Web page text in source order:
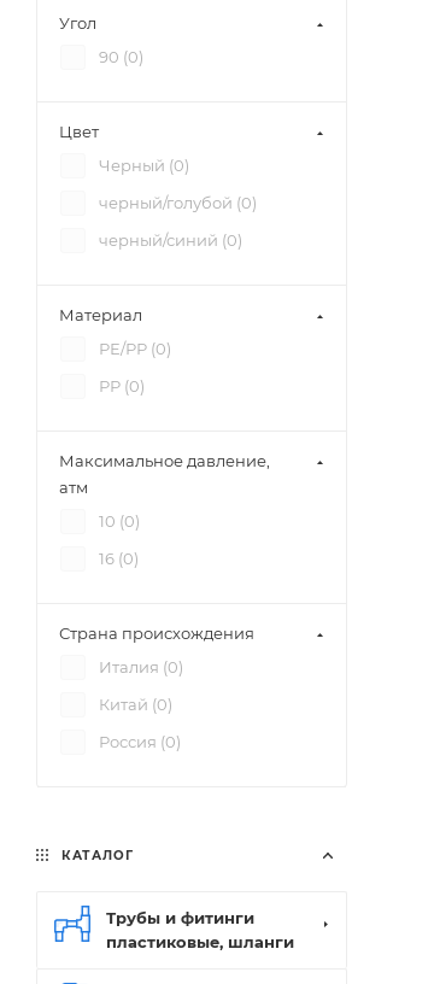
Угол
90 (0)
Цвет
Черный (0)
черный/голубой (0)
черный/синий (0)
Материал
РЕ/РР (0)
РР (0)
Максимальное давление,
атм
10 (0)
16 (0)
Страна происхождения
Италия (0)
Китай (0)
Россия (0)
КАТАЛОГ
Трубы и фитинги
пластиковые, шланги